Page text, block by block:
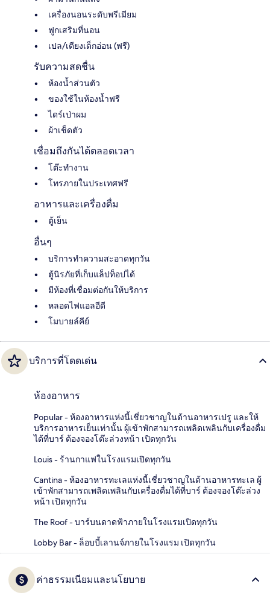
เครื่องนอนระดับพรีเมียม
ฟูกเสริมที่นอน
เปล/เตียงเด็กอ่อน (ฟรี)
รับความสดชื่น
ห้องน้ำส่วนตัว
ของใช้ในห้องน้ำฟรี
ไดร์เป่าผม
ผ้าเช็ดตัว
เชื่อมถึงกันได้ตลอดเวลา
โต๊ะทำงาน
โทรภายในประเทศฟรี
อาหารและเครื่องดื่ม
ตู้เย็น
อื่นๆ
บริการทำความสะอาดทุกวัน
ตู้นิรภัยที่เก็บแล็ปท็อปได้
มีห้องที่เชื่อมต่อกันให้บริการ
หลอดไฟแอลอีดี
โมบายล์คีย์
บริการที่โดดเด่น
ห้องอาหาร
Popular - ห้องอาหารแห่งนี้เชี่ยวชาญในด้านอาหารเปรู และให้
บริการอาหารเย็นเท่านั้น ผู้เข้าพักสามารถเพลิดเพลินกับเครื่องดื่ม
ได้ที่บาร์ ต้องจองโต๊ะล่วงหน้า เปิดทุกวัน
Louis - ร้านกาแฟในโรงแรมเปิดทุกวัน
Cantina - ห้องอาหารทะเลแห่งนี้เชี่ยวชาญในด้านอาหารทะเล ผู้
เข้าพักสามารถเพลิดเพลินกับเครื่องดื่มได้ที่บาร์ ต้องจองโต๊ะล่วง
หน้า เปิดทุกวัน
The Roof - บาร์บนดาดฟ้าภายในโรงแรมเปิดทุกวัน
Lobby Bar - ล็อบบี้เลานจ์ภายในโรงแรม เปิดทุกวัน
ค่าธรรมเนียมและนโยบาย